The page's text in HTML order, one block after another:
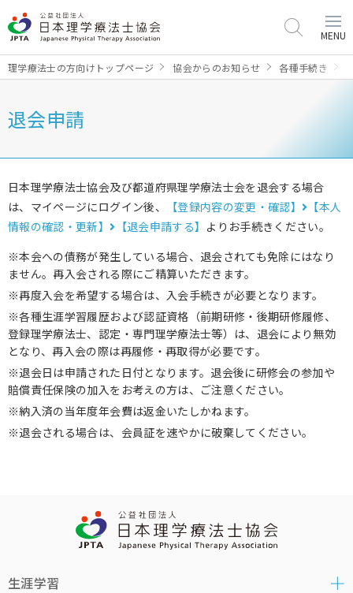
MENU
理学療法士の方向けトップページ 協会からのお知らせ 各種手続き
退会申請
日本理学療法士協会及び都道府県理学療法士会を退会する場合
は、マイページにログイン後、
【登録内容の変更・確認】
【本人
情報の確認・更新】
【退会申請する】 よりお手続きください。
本会への債務が発生している場合、退会されても免除にはなり
ません。再入会される際にご精算いただきます。
再度入会を希望する場合は、入会手続きが必要となります。
各種生涯学習履歴および認証資格（前期研修・後期研修履修、
登録理学療法士、認定・専門理学療法士等）は、退会により無効
となり、再入会の際は再履修・再取得が必要です。
退会日は申請された日付となります。退会後に研修会の参加や
賠償責任保険の加入をお考えの方は、ご注意ください。
納入済の当年度年会費は返金いたしかねます。
退会される場合は、会員証を速やかに破棄してください。
生涯学習